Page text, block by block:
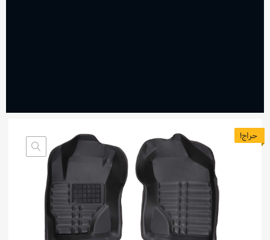
حراج!